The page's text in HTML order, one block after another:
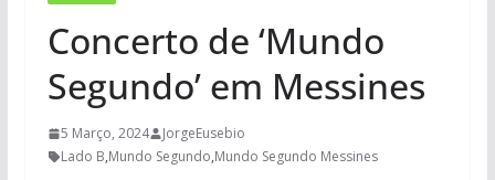
Concerto de ‘Mundo
Segundo’ em Messines
5 Março, 2024
JorgeEusebio
Lado B,Mundo Segundo,Mundo Segundo Messines